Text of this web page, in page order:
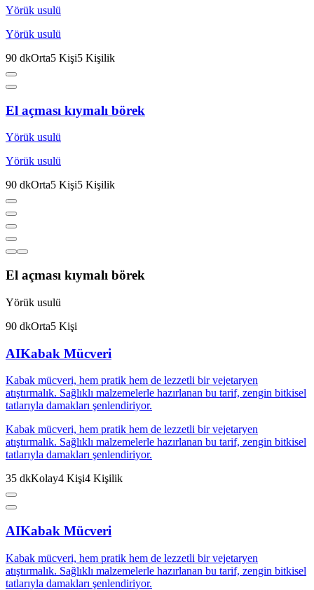
Yörük usulü
Yörük usulü
90 dkOrta5 Kişi5 Kişilik
El açması kıymalı börek
Yörük usulü
Yörük usulü
90 dkOrta5 Kişi5 Kişilik
El açması kıymalı börek
Yörük usulü
90 dkOrta5 Kişi
AIKabak Mücveri
Kabak mücveri, hem pratik hem de lezzetli bir vejetaryen
atıştırmalık. Sağlıklı malzemelerle hazırlanan bu tarif, zengin bitkisel
tatlarıyla damakları şenlendiriyor.
Kabak mücveri, hem pratik hem de lezzetli bir vejetaryen
atıştırmalık. Sağlıklı malzemelerle hazırlanan bu tarif, zengin bitkisel
tatlarıyla damakları şenlendiriyor.
35 dkKolay4 Kişi4 Kişilik
AIKabak Mücveri
Kabak mücveri, hem pratik hem de lezzetli bir vejetaryen
atıştırmalık. Sağlıklı malzemelerle hazırlanan bu tarif, zengin bitkisel
tatlarıyla damakları şenlendiriyor.